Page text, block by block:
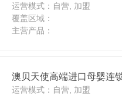
运营模式：自营, 加盟
覆盖区域：
主营产品：
澳贝天使高端进口母婴连
运营模式：自营, 加盟